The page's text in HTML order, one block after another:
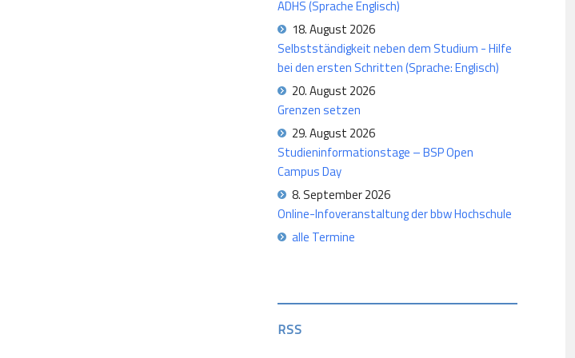
ADHS (Sprache Englisch)
18. August 2026
Selbstständigkeit neben dem Studium - Hilfe
bei den ersten Schritten (Sprache: Englisch)
20. August 2026
Grenzen setzen
29. August 2026
Studieninformationstage – BSP Open
Campus Day
8. September 2026
Online-Infoveranstaltung der bbw Hochschule
alle Termine
RSS